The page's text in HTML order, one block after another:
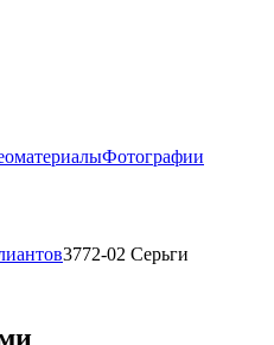
Фотографии
3772-02 Серьги